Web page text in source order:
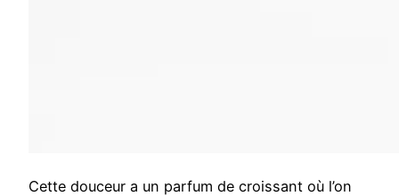
Cette douceur a un parfum de croissant où l’on